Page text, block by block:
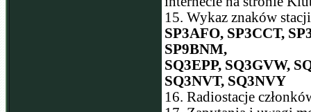
15. Wykaz znaków
SP3AFO, SP3CCT,
SP9BNM,
SQ3EPP, SQ3GVW,
SQ3NVT, SQ3NVY
16. Radiostacje